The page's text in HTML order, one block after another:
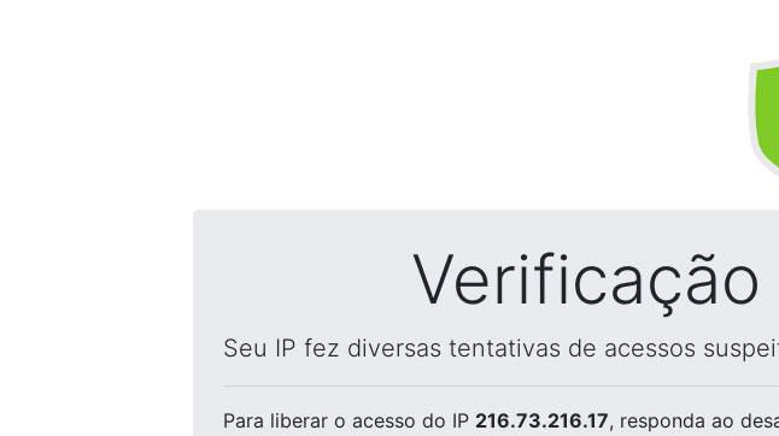
Seu IP fez diversas tentativas de acessos
Para liberar o acesso do IP 216.73.216.17, responda ao